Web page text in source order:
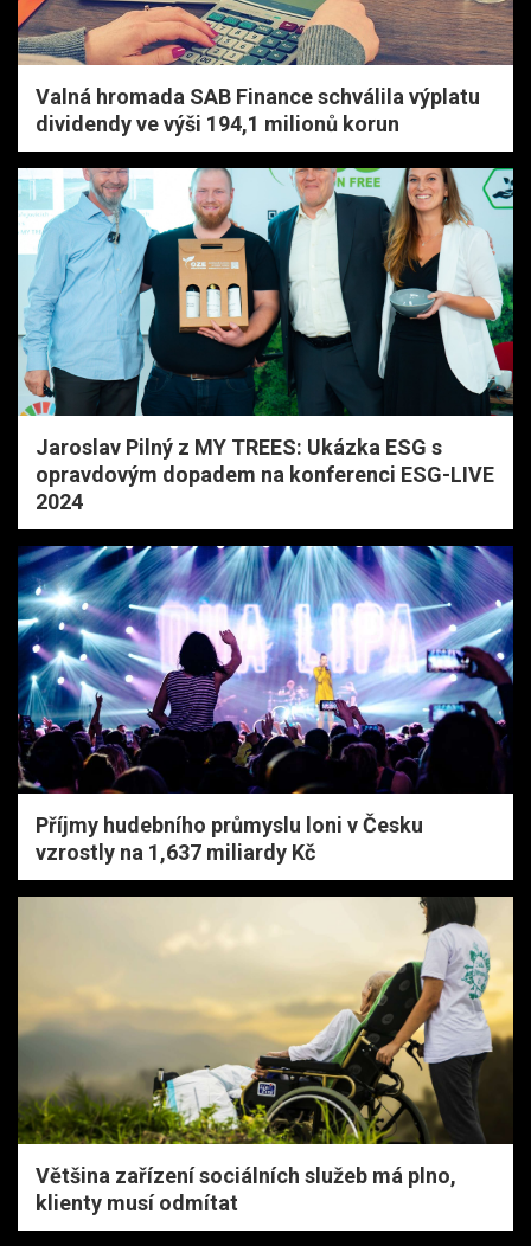
Valná hromada SAB Finance schválila výplatu
dividendy ve výši 194,1 milionů korun
Jaroslav Pilný z MY TREES: Ukázka ESG s
opravdovým dopadem na konferenci ESG-LIVE
2024
Příjmy hudebního průmyslu loni v Česku
vzrostly na 1,637 miliardy Kč
Většina zařízení sociálních služeb má plno,
klienty musí odmítat